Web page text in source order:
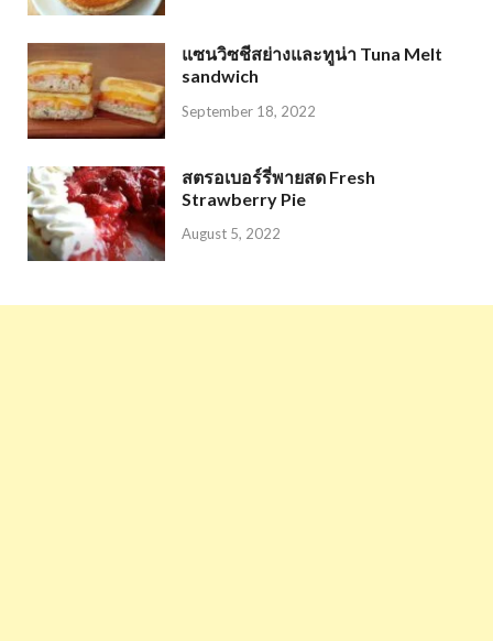
แซนวิซชีสย่างและทูน่า Tuna Melt
sandwich
September 18, 2022
สตรอเบอร์รี่พายสด Fresh
Strawberry Pie
August 5, 2022